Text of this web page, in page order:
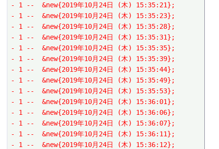
- 1 --  &new{2019年10月24日 (木) 15:35:21};
- 1 --  &new{2019年10月24日 (木) 15:35:23};
- 1 --  &new{2019年10月24日 (木) 15:35:28};
- 1 --  &new{2019年10月24日 (木) 15:35:31};
- 1 --  &new{2019年10月24日 (木) 15:35:35};
- 1 --  &new{2019年10月24日 (木) 15:35:39};
- 1 --  &new{2019年10月24日 (木) 15:35:44};
- 1 --  &new{2019年10月24日 (木) 15:35:49};
- 1 --  &new{2019年10月24日 (木) 15:35:53};
- 1 --  &new{2019年10月24日 (木) 15:36:01};
- 1 --  &new{2019年10月24日 (木) 15:36:06};
- 1 --  &new{2019年10月24日 (木) 15:36:07};
- 1 --  &new{2019年10月24日 (木) 15:36:11};
- 1 --  &new{2019年10月24日 (木) 15:36:12};